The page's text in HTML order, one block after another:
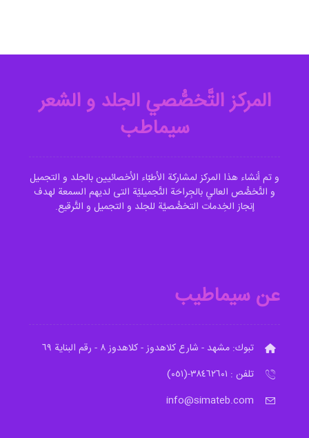
المرکز التَّخصُّصي الجلد و الشعر
سیماطب
و تم أنشاء هذا المرکز لمشارکة الأطبّاء الأخصائیین بالجلد و التجمیل
و التَّخصُّص العالي بالجِراحَة التَّجمیليَّة التی لدیهم السمعة لهدف
إنجاز الخِدمات التخصُّصيَّة للجلد و التجمیل و التَّرقیع.
عن سيماطيب
تبوك: مشهد - شارع کلاهدوز - کلاهدوز ٨ - رقم البناية ٦٩
تلفن : ٣٨٤٦٢٦٠١-(٠٥١)
info@simateb.com